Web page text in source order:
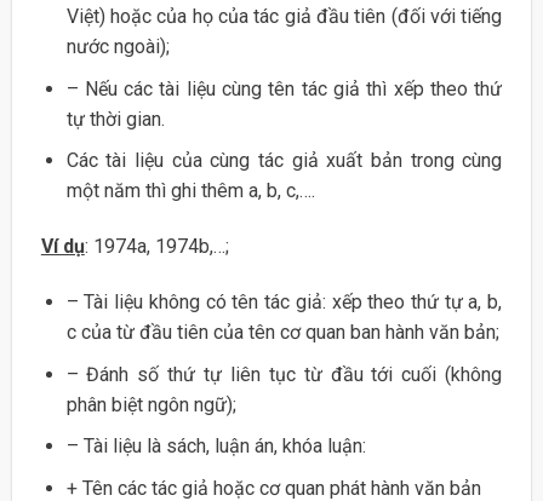
Việt) hoặc của họ của tác giả đầu tiên (đối với tiếng
nước ngoài);
– Nếu các tài liệu cùng tên tác giả thì xếp theo thứ
tự thời gian.
Các tài liệu của cùng tác giả xuất bản trong cùng
một năm thì ghi thêm a, b, c,….
Ví dụ: 1974a, 1974b,…;
– Tài liệu không có tên tác giả: xếp theo thứ tự a, b,
c của từ đầu tiên của tên cơ quan ban hành văn bản;
– Đánh số thứ tự liên tục từ đầu tới cuối (không
phân biệt ngôn ngữ);
– Tài liệu là sách, luận án, khóa luận:
+ Tên các tác giả hoặc cơ quan phát hành văn bản